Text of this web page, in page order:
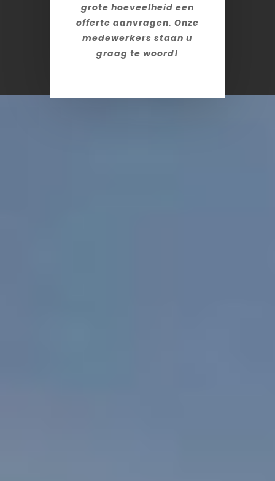
grote hoeveelheid een
offerte aanvragen. Onze
medewerkers staan u
graag te woord!